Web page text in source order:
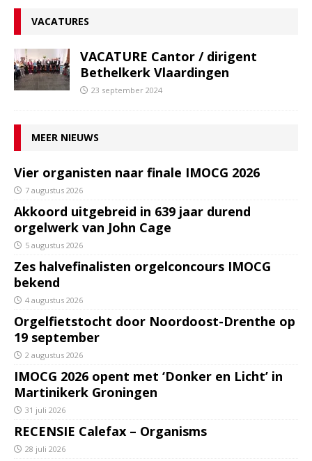
VACATURES
VACATURE Cantor / dirigent
Bethelkerk Vlaardingen
23 september 2024
MEER NIEUWS
Vier organisten naar finale IMOCG 2026
7 augustus 2026
Akkoord uitgebreid in 639 jaar durend
orgelwerk van John Cage
5 augustus 2026
Zes halvefinalisten orgelconcours IMOCG
bekend
4 augustus 2026
Orgelfietstocht door Noordoost-Drenthe op
19 september
2 augustus 2026
IMOCG 2026 opent met ‘Donker en Licht’ in
Martinikerk Groningen
31 juli 2026
RECENSIE Calefax – Organisms
28 juli 2026